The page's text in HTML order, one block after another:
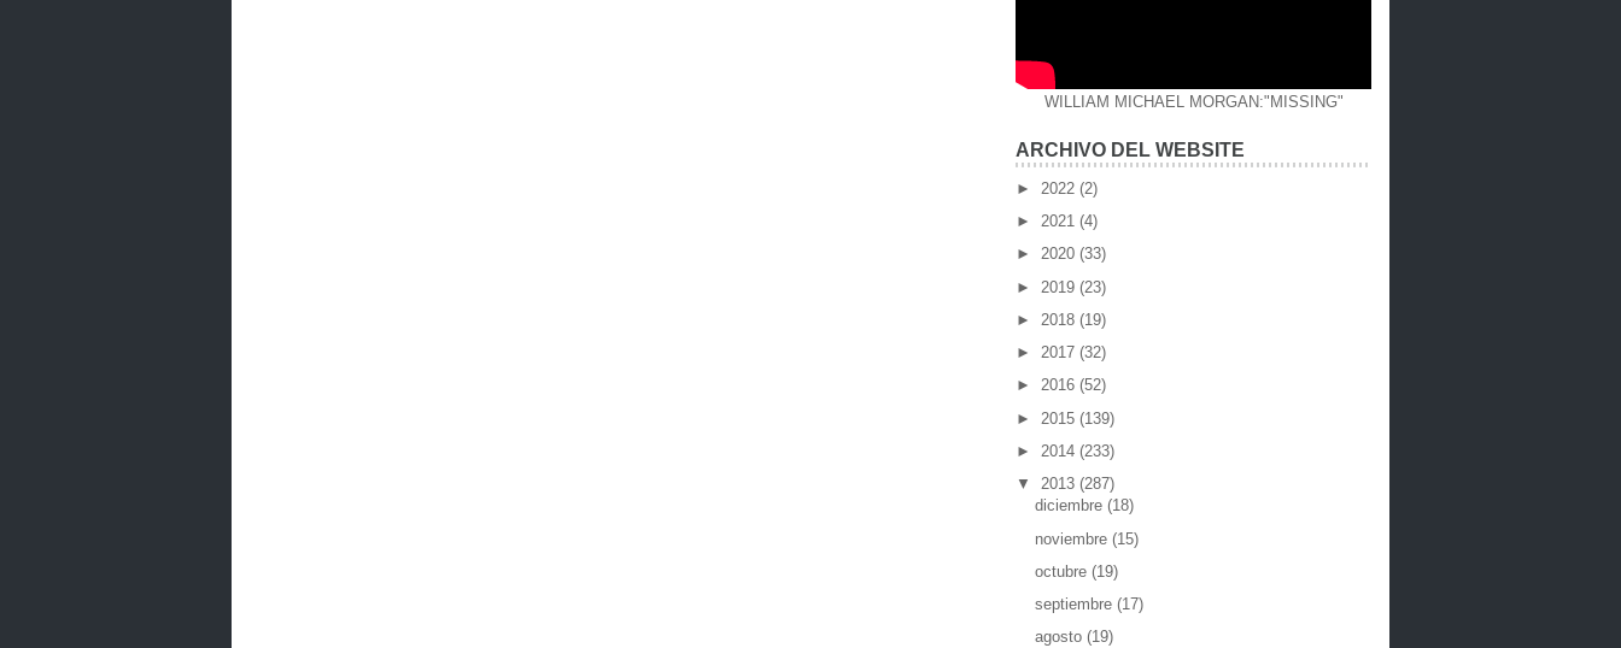
WILLIAM MICHAEL MORGAN:"MISSING"
ARCHIVO DEL WEBSITE
► 2022 (2)
► 2021 (4)
► 2020 (33)
► 2019 (23)
► 2018 (19)
► 2017 (32)
► 2016 (52)
► 2015 (139)
► 2014 (233)
▼ 2013 (287)
diciembre (18)
noviembre (15)
octubre (19)
septiembre (17)
agosto (19)